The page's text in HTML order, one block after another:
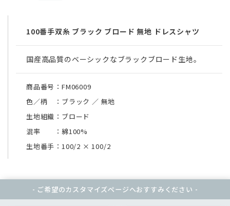
100番手双糸 ブラック ブロード 無地 ドレスシャツ
国産高品質のベーシックなブラックブロード生地。
商品番号：FM06009
色／柄 ：ブラック ／ 無地
生地組織：ブロード
混率 ：綿100%
生地番手：100/2 × 100/2
- ご希望のカスタマイズページへおすすみください -